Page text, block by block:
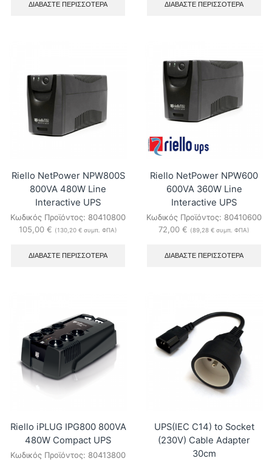
ΔΙΑΒΆΣΤΕ ΠΕΡΙΣΣΌΤΕΡΑ ΔΙΑΒΆΣΤΕ ΠΕΡΙΣΣΌΤΕΡΑ
Riello NetPower NPW800S
800VA 480W Line
Interactive UPS
Κωδικός Προϊόντος: 80410800
105,00 € (130,20 € συμπ. ΦΠΑ)
ΔΙΑΒΆΣΤΕ ΠΕΡΙΣΣΌΤΕΡΑ
Riello NetPower NPW600
600VA 360W Line
Interactive UPS
Κωδικός Προϊόντος: 80410600
72,00 € (89,28 € συμπ. ΦΠΑ)
ΔΙΑΒΆΣΤΕ ΠΕΡΙΣΣΌΤΕΡΑ
Riello iPLUG IPG800 800VA
480W Compact UPS
Κωδικός Προϊόντος: 80413800
UPS(IEC C14) to Socket
(230V) Cable Adapter
30cm